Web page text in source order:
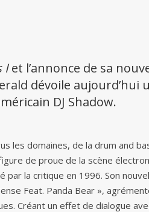
Iet l’annonce de sa
dévoile aujourd’hui
DJ Shadow.
les domaines, de la drum and
de proue de la scène
la critique en 1996. Son
Feat. Panda Bear »,
Créant un effet de dialogue